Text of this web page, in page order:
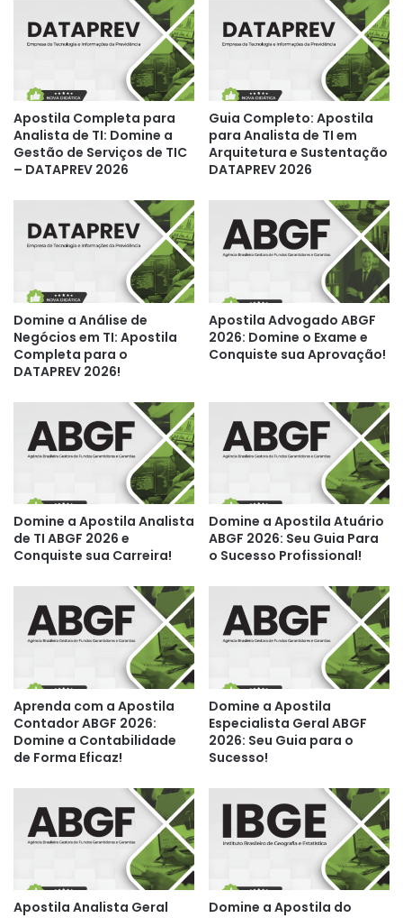
Apostila Completa para
Analista de TI: Domine a
Gestão de Serviços de TIC
– DATAPREV 2026
Guia Completo: Apostila
para Analista de TI em
Arquitetura e Sustentação
DATAPREV 2026
Domine a Análise de
Negócios em TI: Apostila
Completa para o
DATAPREV 2026!
Apostila Advogado ABGF
2026: Domine o Exame e
Conquiste sua Aprovação!
Domine a Apostila Analista
de TI ABGF 2026 e
Conquiste sua Carreira!
Domine a Apostila Atuário
ABGF 2026: Seu Guia Para
o Sucesso Profissional!
Aprenda com a Apostila
Contador ABGF 2026:
Domine a Contabilidade
de Forma Eficaz!
Domine a Apostila
Especialista Geral ABGF
2026: Seu Guia para o
Sucesso!
Apostila Analista Geral
Domine a Apostila do